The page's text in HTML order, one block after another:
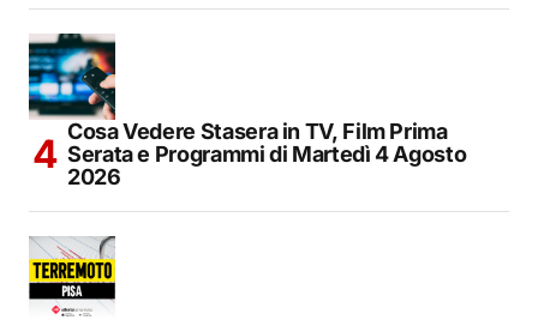
Cosa Vedere Stasera in TV, Film Prima
Serata e Programmi di Martedì 4 Agosto
2026